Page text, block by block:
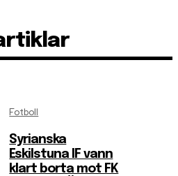
Fotboll
Syrianska
Eskilstuna IF vann
klart borta mot FK